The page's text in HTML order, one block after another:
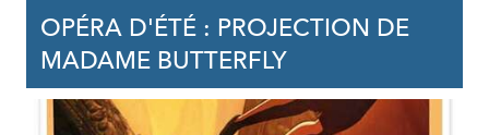
OPÉRA D'ÉTÉ : PROJECTION DE
MADAME BUTTERFLY